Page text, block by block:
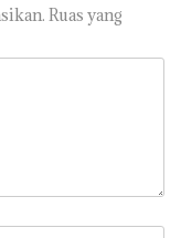
Ruas yang